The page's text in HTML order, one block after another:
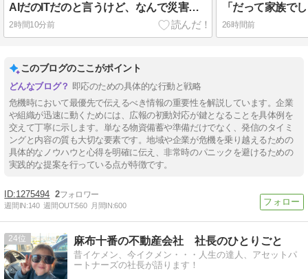
AIだのITだのと言うけど、なんで災害対応だけ昭和のまま？
2時間10分前 26時間前
このブログのここがポイント
即応のための具体的な行動と戦略
危機時において最優先で伝えるべき情報の重要性を解説しています。企業
や組織が迅速に動くためには、広報の初動対応が鍵となることを具体例を
交えて丁寧に示します。単なる物資備蓄や準備だけでなく、発信のタイミ
ングと内容の質も大切な要素です。地域や企業が危機を乗り越えるための
具体的なノウハウと心得を明確に伝え、非常時のパニックを避けるための
実践的な提案を行っている点が特徴です。
1275494 2
週間IN:140 週間OUT:560 月間IN:600
24 麻布十番の不動産会社 社長のひとりごと
昔イケメン、今イクメン・・・人生の達人、アセットパ
ートナーズの社長が語ります！